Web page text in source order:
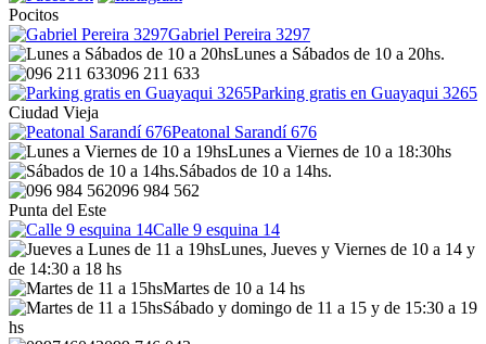
Pocitos
Gabriel Pereira 3297
Lunes a Sábados de 10 a 20hs.
096 211 633
Parking gratis en Guayaqui 3265
Ciudad Vieja
Peatonal Sarandí 676
Lunes a Viernes de 10 a 18:30hs
Sábados de 10 a 14hs.
096 984 562
Punta del Este
Calle 9 esquina 14
Lunes, Jueves y Viernes de 10 a 14 y
de 14:30 a 18 hs
Martes de 10 a 14 hs
Sábado y domingo de 11 a 15 y de 15:30 a 19
hs